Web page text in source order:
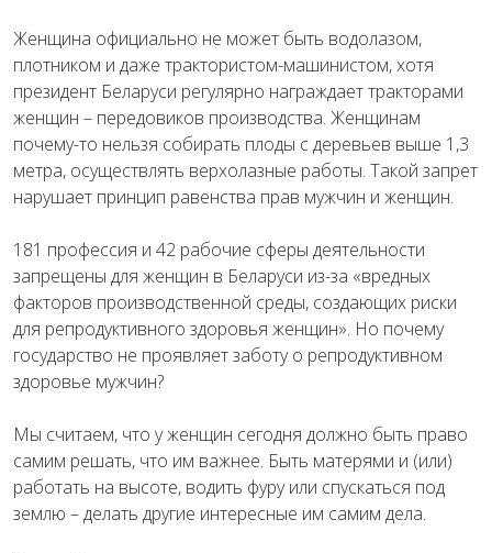
Женщина официально не может быть водолазом,
плотником и даже трактористом-машинистом, хотя
президент Беларуси регулярно награждает тракторами
женщин – передовиков производства. Женщинам
почему-то нельзя собирать плоды с деревьев выше 1,3
метра, осуществлять верхолазные работы. Такой запрет
нарушает принцип равенства прав мужчин и женщин.
181 профессия и 42 рабочие сферы деятельности
запрещены для женщин в Беларуси из-за «вредных
факторов производственной среды, создающих риски
для репродуктивного здоровья женщин». Но почему
государство не проявляет заботу о репродуктивном
здоровье мужчин?
Мы считаем, что у женщин сегодня должно быть право
самим решать, что им важнее. Быть матерями и (или)
работать на высоте, водить фуру или спускаться под
землю – делать другие интересные им самим дела.